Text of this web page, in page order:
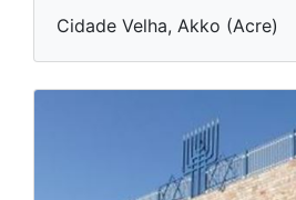
Cidade Velha, Akko (Acre)